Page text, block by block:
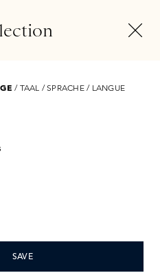
Skins Exclusives Skins
/ TAAL / SPRACHE / LANGUE
SAVE